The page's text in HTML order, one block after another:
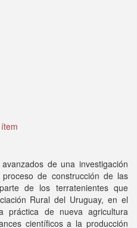
de una investigación
de construcción de las
de los terratenientes que
Rural del Uruguay, en el
práctica de nueva agricultura
científicos a la producción